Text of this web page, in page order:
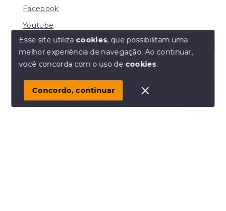
Olá! Estamos disponíveis para te ajudar.
Facebook
Youtube
© Copyright 2026 - MACHADO CORRETORA DE
SITE PARA IMOBILIARIA
Esse site utiliza cookies, que possibilitam uma
melhor experiência de navegação.Ao continuar,
você concorda com o uso de cookies.
Concordo, continuar